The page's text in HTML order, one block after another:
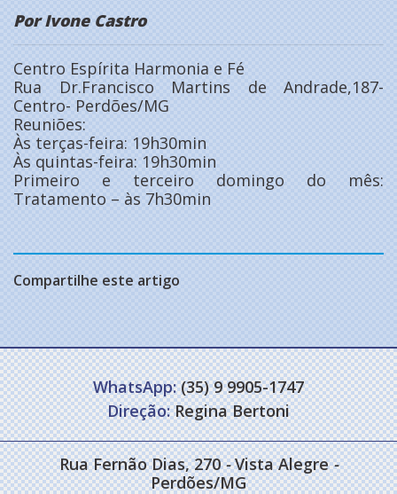
Por Ivone Castro
Centro Espírita Harmonia e Fé
Rua Dr.Francisco Martins de Andrade,187-
Centro- Perdões/MG
Reuniões:
Às terças-feira: 19h30min
Às quintas-feira: 19h30min
Primeiro e terceiro domingo do mês:
Tratamento – às 7h30min
Compartilhe este artigo
WhatsApp:(35) 9 9905-1747
Direção:Regina Bertoni
Rua Fernão Dias, 270- Vista Alegre-
Perdões/MG